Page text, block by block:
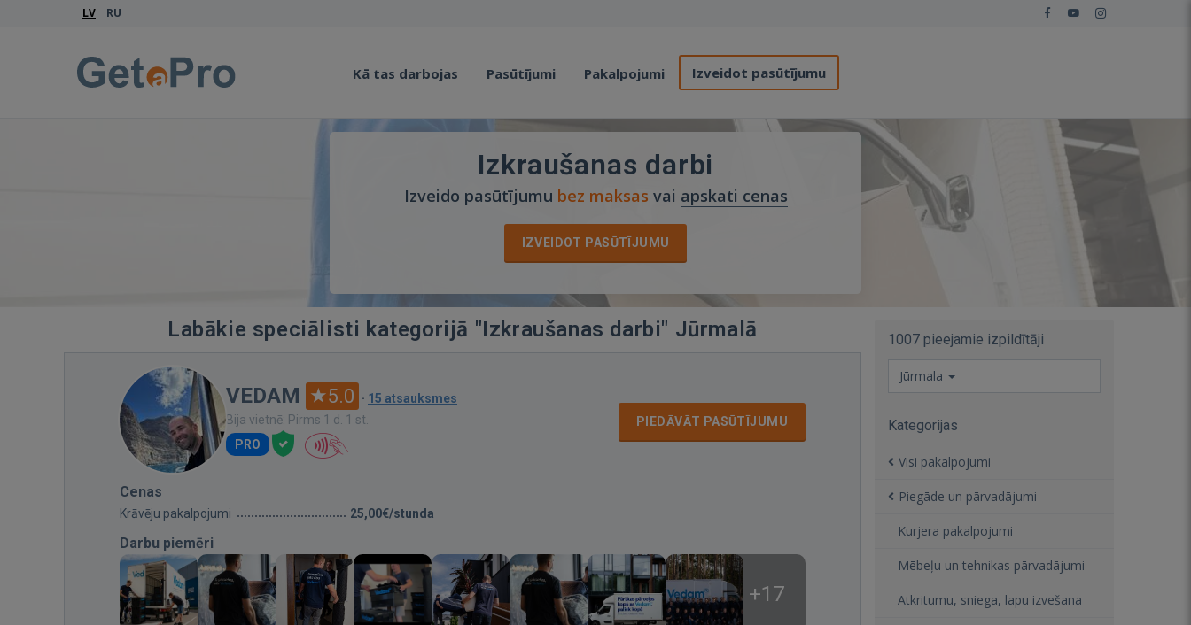
LV RU
Kā tas darbojas Pasūtījumi Pakalpojumi Izveidot pasūtījumu
Izkraušanas darbi
Izveido pasūtījumu bez maksas vai apskati cenas
IZVEIDOT PASŪTĪJUMU
Labākie speciālisti kategorijā "Izkraušanas darbi" Jūrmalā
VEDAM 5.0 · 15 atsauksmes
Bija vietnē: Pirms 1 d. 1 st.
PRO
PIEDĀVĀT PASŪTĪJUMU
Cenas
Krāvēju pakalpojumi 25,00€/stunda
Darbu piemēri
+17
1007 pieejamie izpildītāji
Jūrmala
Kategorijas
Visi pakalpojumi
Piegāde un pārvadājumi
Kurjera pakalpojumi
Mēbeļu un tehnikas pārvadājumi
Atkritumu, sniega, lapu izvešana